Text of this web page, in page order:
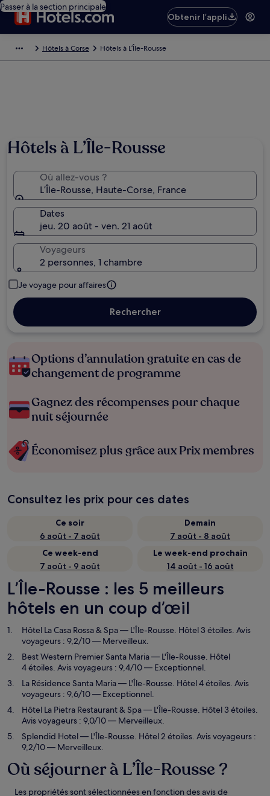
Passer à la section principale
Obtenir l’appli
Hôtels à Corse Hôtels à L’Île-Rousse
Hôtels à L’Île-Rousse
Où allez-vous ?
L’Île-Rousse, Haute-Corse, France
Dates
jeu. 20 août - ven. 21 août
Voyageurs
2 personnes, 1 chambre
Je voyage pour affaires
Rechercher
Options d’annulation gratuite en cas de
changement de programme
Gagnez des récompenses pour chaque
nuit séjournée
Économisez plus grâce aux Prix membres
Consultez les prix pour ces dates
Ce soir
6 août - 7 août
Demain
7 août - 8 août
Ce week-end
7 août - 9 août
Le week-end prochain
14 août - 16 août
L’Île-Rousse : les 5 meilleurs
hôtels en un coup d’œil
Hôtel La Casa Rossa & Spa— L'Île-Rousse. Hôtel 3 étoiles. Avis
voyageurs : 9,2/10 — Merveilleux.
Best Western Premier Santa Maria— L'Île-Rousse. Hôtel
4 étoiles. Avis voyageurs : 9,4/10 — Exceptionnel.
La Résidence Santa Maria— L'Île-Rousse. Hôtel 4 étoiles. Avis
voyageurs : 9,6/10 — Exceptionnel.
Hôtel La Pietra Restaurant & Spa— L'Île-Rousse. Hôtel 3 étoiles.
Avis voyageurs : 9,0/10 — Merveilleux.
Splendid Hotel— L'Île-Rousse. Hôtel 2 étoiles. Avis voyageurs :
9,2/10 — Merveilleux.
Où séjourner à L’Île-Rousse ?
Les propriétés sont sélectionnées en fonction des avis de